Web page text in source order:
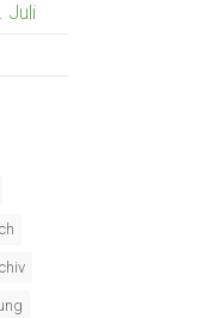
Juli